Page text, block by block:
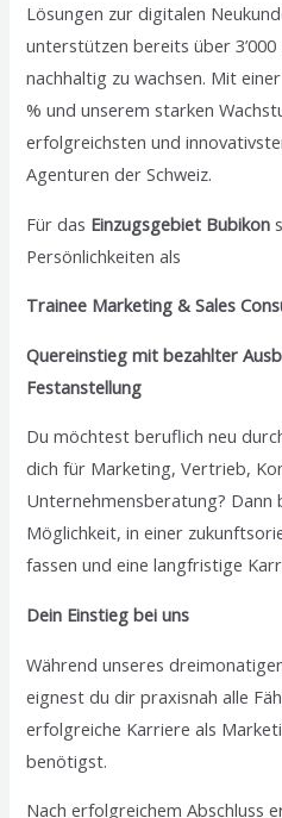
Lösungen zur digitalen
unterstützen bereits über
nachhaltig zu wachsen. Mit
% und unserem starken
erfolgreichsten und
Agenturen der Schweiz.
Für das Einzugsgebiet Bubikon
Persönlichkeiten als
Trainee Marketing & Sales
Quereinstieg mit bezahlter
Festanstellung
Du möchtest beruflich neu
dich für Marketing, Vertrieb,
Unternehmensberatung? Dann
Möglichkeit, in einer
fassen und eine langfristige
Dein Einstieg bei uns
Während unseres
eignest du dir praxisnah alle
erfolgreiche Karriere als
benötigst.
Nach erfolgreichem Abschluss